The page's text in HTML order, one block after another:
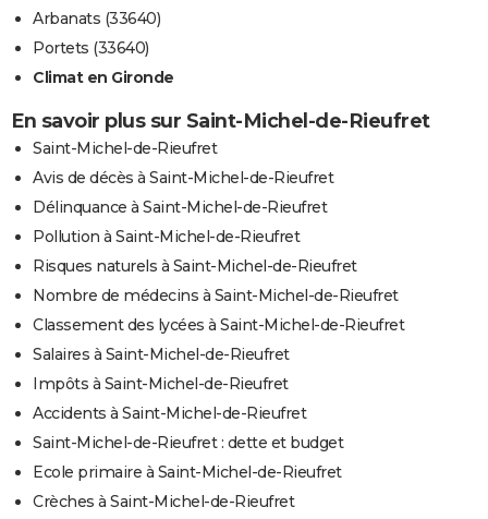
Arbanats (33640)
Portets (33640)
Climat en Gironde
En savoir plus sur Saint-Michel-de-Rieufret
Saint-Michel-de-Rieufret
Avis de décès à Saint-Michel-de-Rieufret
Délinquance à Saint-Michel-de-Rieufret
Pollution à Saint-Michel-de-Rieufret
Risques naturels à Saint-Michel-de-Rieufret
Nombre de médecins à Saint-Michel-de-Rieufret
Classement des lycées à Saint-Michel-de-Rieufret
Salaires à Saint-Michel-de-Rieufret
Impôts à Saint-Michel-de-Rieufret
Accidents à Saint-Michel-de-Rieufret
Saint-Michel-de-Rieufret : dette et budget
Ecole primaire à Saint-Michel-de-Rieufret
Crèches à Saint-Michel-de-Rieufret